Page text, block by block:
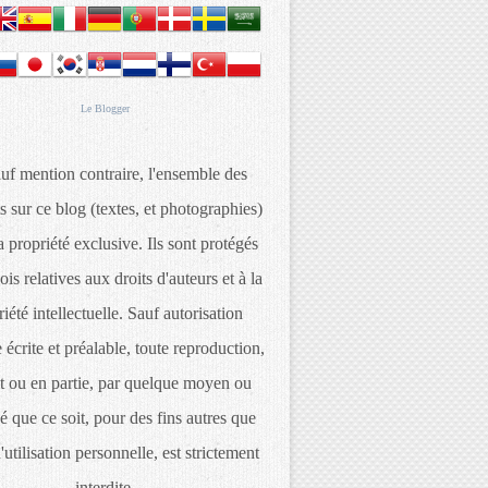
Le Blogger
mention contraire, l'ensemble des
sur ce blog (textes, et photographies)
propriété exclusive. Ils sont protégés
relatives aux droits d'auteurs et à la
intellectuelle. Sauf autorisation
et préalable, toute reproduction,
ou en partie, par quelque moyen ou
que ce soit, pour des fins autres que
personnelle, est strictement